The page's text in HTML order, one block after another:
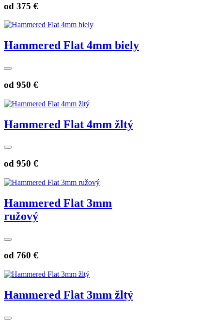
od 375 €
Hammered Flat 4mm biely
od 950 €
Hammered Flat 4mm žltý
od 950 €
Hammered Flat 3mm
ružový
od 760 €
Hammered Flat 3mm žltý